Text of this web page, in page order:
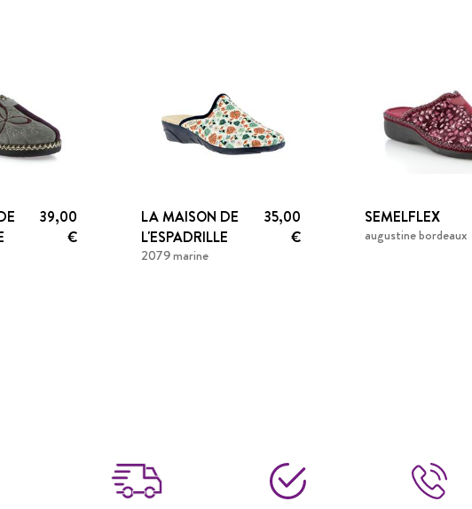
39,00
€
LA MAISON DE
L'ESPADRILLE
35,00
€
2079 marine
SEMELFLEX
augustine bordeaux